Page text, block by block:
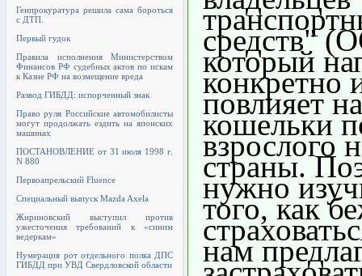
Генпрокуратура решила сама бороться
с ДТП.
Первый гудок
Правила исполнения Министерством
Финансов РФ судебных актов по искам
к Казне РФ на возмещение вреда
Развод ГИБДД: испорченный знак
Право руля Российские автомобилисты
могут продолжать ездить на японских
машинах
ПОСТАНОВЛЕНИЕ от 31 июля 1998 г.
N 880
Первоапрельский Fluence
Специальный выпуск Mazda Axela
Жириновский выступил против
ужесточения требований к «синим
ведеркам»
Нумерация рот отдельного полка ДПС
ГИБДД при УВД Свердловской области
средств"
который
конкретно
повлияет на
кошельки
взрослого
страны.
нужно
того, как
нам